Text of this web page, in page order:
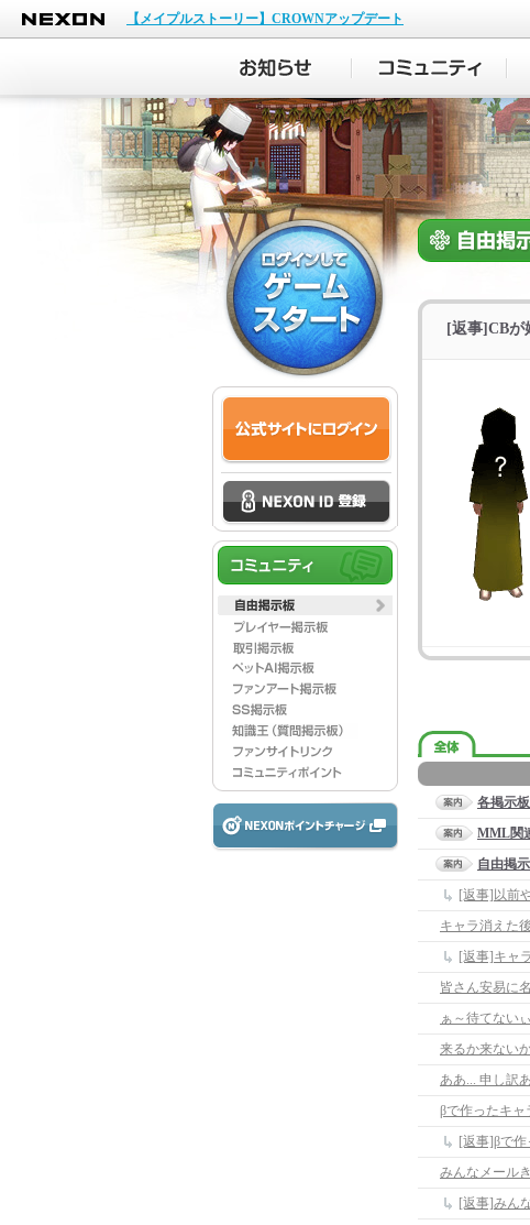
NEXON
【メイプルストーリー】CROWNアップデート
[返事]CBが
各掲示
MML関
自由掲
[返事]以前
キャラ消えた
[返事]キャ
皆さん安易に
ぁ～待てない
来るか来ない
ああ... 申し訳
βで作ったキャ
[返事]βで
みんなメール
[返事]みん